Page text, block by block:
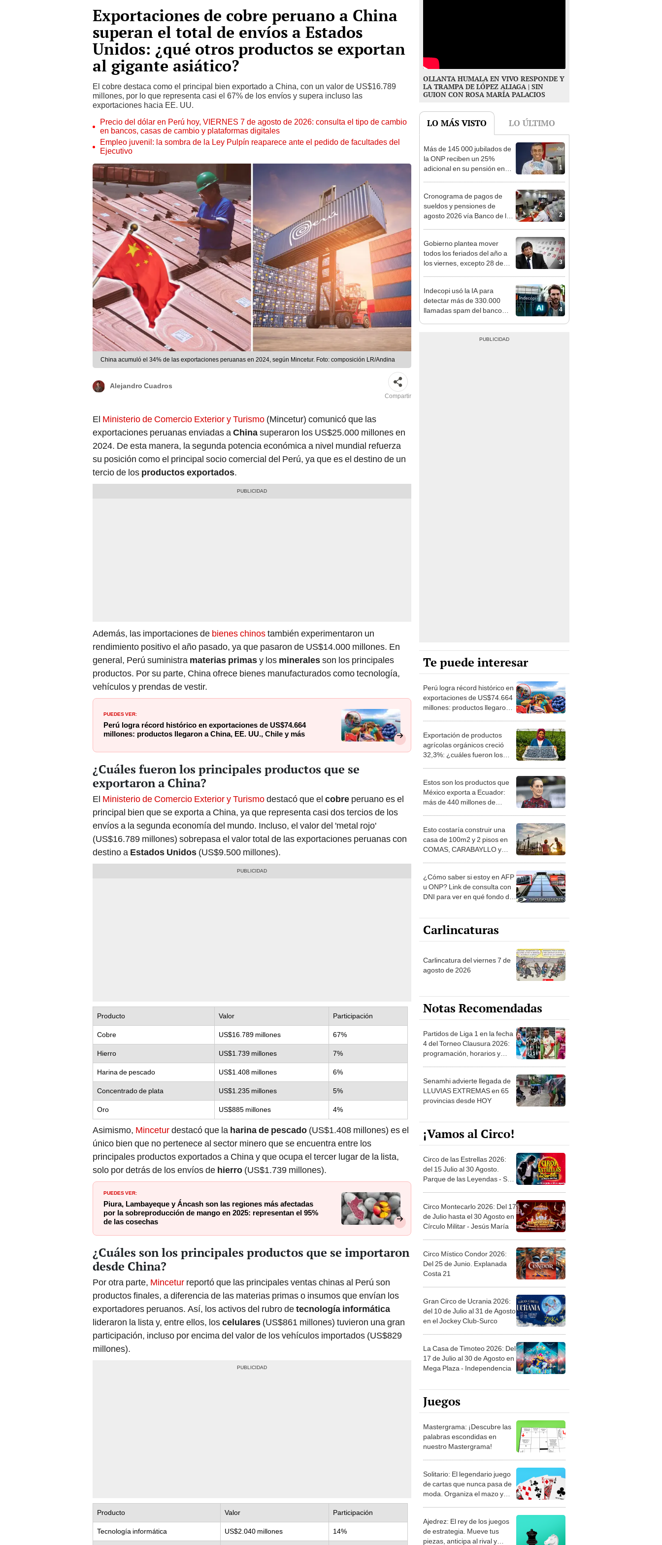
Exportaciones de cobre peruano a China
superan el total de envíos a Estados
Unidos: ¿qué otros productos se exportan
al gigante asiático?
El cobre destaca como el principal bien exportado a China, con un valor de US$16.789
millones, por lo que representa casi el 67% de los envíos y supera incluso las
exportaciones hacia EE. UU.
Precio del dólar en Perú hoy, VIERNES 7 de agosto de 2026: consulta el tipo de cambio
en bancos, casas de cambio y plataformas digitales
Empleo juvenil: la sombra de la Ley Pulpín reaparece ante el pedido de facultades del
Ejecutivo
China acumuló el 34% de las exportaciones peruanas en 2024, según Mincetur. Foto: composición LR/Andina
Alejandro Cuadros
Compartir
El Ministerio de Comercio Exterior y Turismo (Mincetur) comunicó que las
exportaciones peruanas enviadas aChinasuperaron los US$25.000 millones en
2024. De esta manera, la segunda potencia económica a nivel mundial refuerza
su posición como el principal socio comercial del Perú, ya que es el destino de un
tercio de los productos exportados.
Además, las importaciones de bienes chinostambién experimentaron un
rendimiento positivo el año pasado, ya que pasaron de US$14.000 millones. En
general, Perú suministra materias primasy los mineralesson los principales
productos. Por su parte, China ofrece bienes manufacturados como tecnología,
vehículos y prendas de vestir.
PUEDES VER:
Perú logra récord histórico en exportaciones de US$74.664
millones: productos llegaron a China, EE. UU., Chile y más
¿Cuáles fueron los principales productos que se
exportaron a China?
El Ministerio de Comercio Exterior y Turismodestacó que el cobre peruano es el
principal bien que se exporta a China, ya que representa casi dos tercios de los
envíos a la segunda economía del mundo. Incluso, el valor del 'metal rojo'
(US$16.789 millones) sobrepasa el valor total de las exportaciones peruanas con
destino a Estados Unidos (US$9.500 millones).
Producto Valor Participación
Cobre US$16.789 millones 67%
Hierro US$1.739 millones 7%
Harina de pescado US$1.408 millones 6%
Concentrado de plata US$1.235 millones 5%
Oro US$885 millones 4%
Asimismo, Minceturdestacó que la harina de pescado (US$1.408 millones) es el
único bien que no pertenece al sector minero que se encuentra entre los
principales productos exportados a China y que ocupa el tercer lugar de la lista,
solo por detrás de los envíos de hierro (US$1.739 millones).
PUEDES VER:
Piura, Lambayeque y Áncash son las regiones más afectadas
por la sobreproducción de mango en 2025: representan el 95%
de las cosechas
¿Cuáles son los principales productos que se importaron
desde China?
Por otra parte, Mincetur reportó que las principales ventas chinas al Perú son
productos finales, a diferencia de las materias primas o insumos que envían los
exportadores peruanos. Así, los activos del rubro detecnología informática
lideraron la lista y, entre ellos, loscelulares (US$861 millones) tuvieron una gran
participación, incluso por encima del valor de los vehículos importados (US$829
millones).
Producto Valor Participación
Tecnología informática US$2.040 millones 14%
OLLANTA HUMALA EN VIVO RESPONDE Y
LA TRAMPA DE LÓPEZ ALIAGA | SIN
GUION CON ROSA MARÍA PALACIOS
LO MÁS VISTO LO ÚLTIMO
1
Más de 145 000 jubilados de
la ONP reciben un 25%
adicional en su pensión en
2
Cronograma de pagos de
sueldos y pensiones de
agosto 2026 vía Banco de la
3
Gobierno plantea mover
todos los feriados del año a
los viernes, excepto 28 de
4
Indecopi usó la IA para
detectar más de 330.000
llamadas spam del banco
Te puede interesar
Perú logra récord histórico en
exportaciones de US$74.664
millones: productos llegaron a
Exportación de productos
agrícolas orgánicos creció
32,3%: ¿cuáles fueron los
Estos son los productos que
México exporta a Ecuador:
más de 440 millones de
Esto costaría construir una
casa de 100m2 y 2 pisos en
COMAS, CARABAYLLO y
¿Cómo saber si estoy en AFP
u ONP? Link de consulta con
DNI para ver en qué fondo de
Carlincaturas
Carlincatura del viernes 7 de
agosto de 2026
Notas Recomendadas
Partidos de Liga 1 en la fecha
4 del Torneo Clausura 2026:
programación, horarios y
Senamhi advierte llegada de
LLUVIAS EXTREMAS en 65
provincias desde HOY
¡Vamos al Circo!
Circo de las Estrellas 2026:
del 15 Julio al 30 Agosto.
Parque de las Leyendas - San
Circo Montecarlo 2026: Del 17
de Julio hasta el 30 Agosto en
Círculo Militar - Jesús María
Circo Místico Condor 2026:
Del 25 de Junio. Explanada
Costa 21
Gran Circo de Ucrania 2026:
del 10 de Julio al 31 de Agosto
en el Jockey Club-Surco
La Casa de Timoteo 2026: Del
17 de Julio al 30 de Agosto en
Mega Plaza - Independencia
Juegos
Mastergrama: ¡Descubre las
palabras escondidas en
nuestro Mastergrama!
Solitario: El legendario juego
de cartas que nunca pasa de
moda. Organiza el mazo y
Ajedrez: El rey de los juegos
de estrategia. Mueve tus
piezas, anticipa al rival y